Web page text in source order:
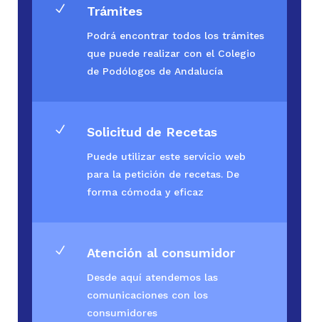
N Trámites
Podrá encontrar todos los trámites
que puede realizar con el Colegio
de Podólogos de Andalucía
N Solicitud de Recetas
Puede utilizar este servicio web
para la petición de recetas. De
forma cómoda y eficaz
N Atención al consumidor
Desde aquí atendemos las
comunicaciones con los
consumidores